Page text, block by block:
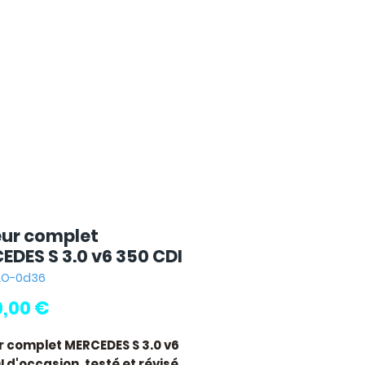
complet
S 3.0 v6 350 CDI
0d36
€
MERCEDES S 3.0 v6